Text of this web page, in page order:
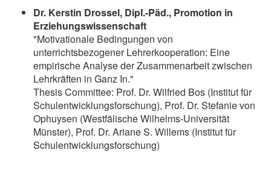
Dr. Kerstin Drossel, Dipl.-Päd., Promotion in
Erziehungswissenschaft
"Motivationale Bedingungen von
unterrichtsbezogener Lehrerkooperation: Eine
empirische Analyse der Zusammenarbeit zwischen
Lehrkräften in Ganz In."
Thesis Committee: Prof. Dr. Wilfried Bos (Institut für
Schulentwicklungsforschung), Prof. Dr. Stefanie von
Ophuysen (Westfälische Wilhelms-Universität
Münster), Prof. Dr. Ariane S. Willems (Institut für
Schulentwicklungsforschung)